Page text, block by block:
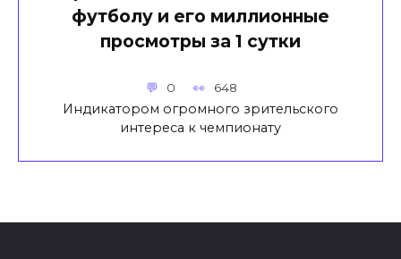
футболу и его миллионные
просмотры за 1 сутки
0 648
Индикатором огромного зрительского
интереса к чемпионату